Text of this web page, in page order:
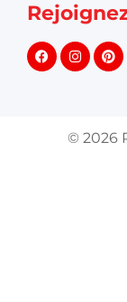
© 2026